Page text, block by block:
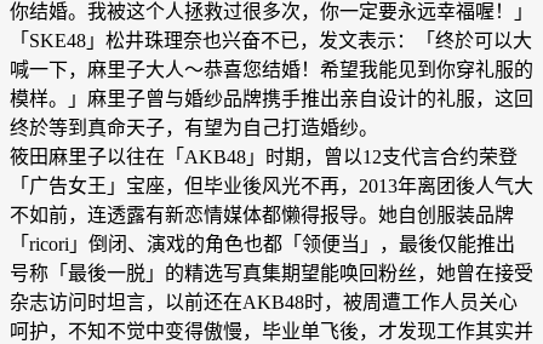
你结婚。我被这个人拯救过很多次，你一定要永远幸福喔！」
「SKE48」松井珠理奈也兴奋不已，发文表示：「终於可以大
喊一下，麻里子大人～恭喜您结婚！希望我能见到你穿礼服的
模样。」麻里子曾与婚纱品牌携手推出亲自设计的礼服，这回
终於等到真命天子，有望为自己打造婚纱。
筱田麻里子以往在「AKB48」时期，曾以12支代言合约荣登
「广告女王」宝座，但毕业後风光不再，2013年离团後人气大
不如前，连透露有新恋情媒体都懒得报导。她自创服装品牌
「ricori」倒闭、演戏的角色也都「领便当」，最後仅能推出
号称「最後一脱」的精选写真集期望能唤回粉丝，她曾在接受
杂志访问时坦言，以前还在AKB48时，被周遭工作人员关心
呵护，不知不觉中变得傲慢，毕业单飞後，才发现工作其实并